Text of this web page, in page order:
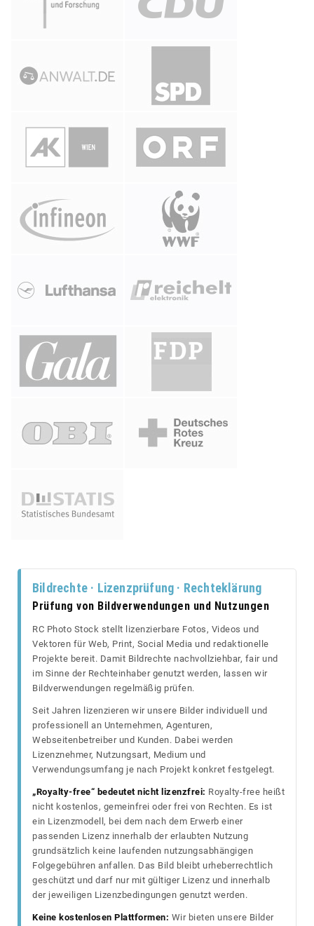
Bildrechte · Lizenzprüfung · Rechteklärung
Prüfung von Bildverwendungen und Nutzungen
RC Photo Stock stellt lizenzierbare Fotos, Videos und
Vektoren für Web, Print, Social Media und redaktionelle
Projekte bereit. Damit Bildrechte nachvollziehbar, fair und
im Sinne der Rechteinhaber genutzt werden, lassen wir
Bildverwendungen regelmäßig prüfen.
Seit Jahren lizenzieren wir unsere Bilder individuell und
professionell an Unternehmen, Agenturen,
Webseitenbetreiber und Kunden. Dabei werden
Lizenznehmer, Nutzungsart, Medium und
Verwendungsumfang je nach Projekt konkret festgelegt.
„Royalty-free“ bedeutet nicht lizenzfrei: Royalty-free heißt
nicht kostenlos, gemeinfrei oder frei von Rechten. Es ist
ein Lizenzmodell, bei dem nach dem Erwerb einer
passenden Lizenz innerhalb der erlaubten Nutzung
grundsätzlich keine laufenden nutzungsabhängigen
Folgegebühren anfallen. Das Bild bleibt urheberrechtlich
geschützt und darf nur mit gültiger Lizenz und innerhalb
der jeweiligen Lizenzbedingungen genutzt werden.
Keine kostenlosen Plattformen: Wir bieten unsere Bilder